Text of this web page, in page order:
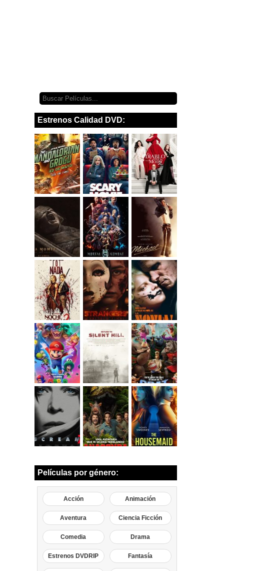
Estrenos Calidad DVD:
Películas por género:
Acción Animación
Aventura Ciencia Ficción
Comedia Drama
Estrenos DVDRIP Fantasía